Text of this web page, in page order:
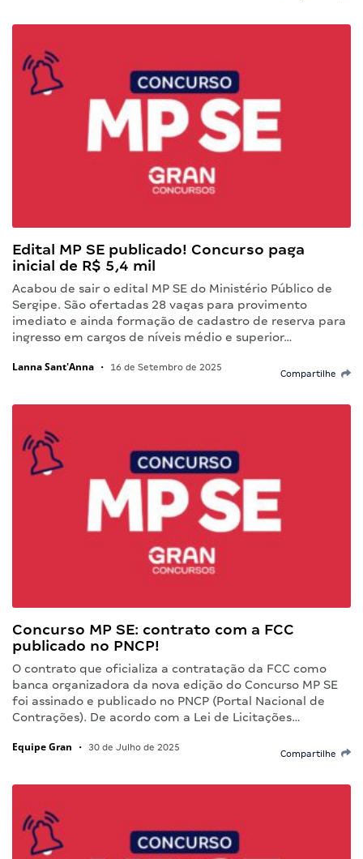
Edital MP SE publicado! Concurso paga
inicial de R$ 5,4 mil
Acabou de sair o edital MP SE do Ministério Público de
Sergipe. São ofertadas 28 vagas para provimento
imediato e ainda formação de cadastro de reserva para
ingresso em cargos de níveis médio e superior…
Lanna Sant'Anna • 16 de Setembro de 2025
Compartilhe
Concurso MP SE: contrato com a FCC
publicado no PNCP!
O contrato que oficializa a contratação da FCC como
banca organizadora da nova edição do Concurso MP SE
foi assinado e publicado no PNCP (Portal Nacional de
Contrações). De acordo com a Lei de Licitações…
Equipe Gran • 30 de Julho de 2025
Compartilhe